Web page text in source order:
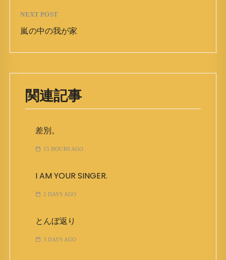
NEXT POST
嵐の中の我が家
関連記事
差別。
15 HOURS AGO
I AM YOUR SINGER.
2 DAYS AGO
とんぼ返り
3 DAYS AGO